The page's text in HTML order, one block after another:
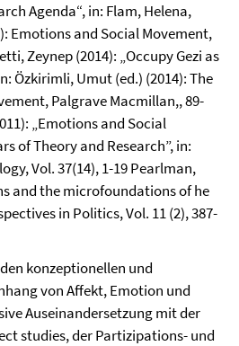
Agenda“, in: Flam, Helena,
Emotions and Social Movement,
Zeynep (2014): „Occupy Gezi as
Özkirimli, Umut (ed.) (2014): The
Palgrave Macmillan,, 89-
„Emotions and Social
of Theory and Research”, in:
Vol. 37(14), 1-19 Pearlman,
and the microfoundations of he
in Politics, Vol. 11 (2), 387-
konzeptionellen und
von Affekt, Emotion und
Auseinandersetzung mit der
studies, der Partizipations- und